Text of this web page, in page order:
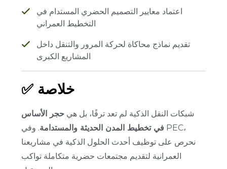
اعتماد معايير التصميم الحضري المستدام في
التخطيط العمراني
تقديم نماذج محاكاة لحركة المرور والتنقل داخل
المشاريع الكبرى
✅ خلاصة
شبكات النقل الذكية لم تعد ترفًا، بل هي حجر الأساس
في تخطيط المدن الحديثة والمستدامة. وفي PEC،
نحرص على توظيف أحدث الحلول الذكية في مشاريعنا
العمرانية لتقديم مجتمعات حضرية متكاملة تواكب